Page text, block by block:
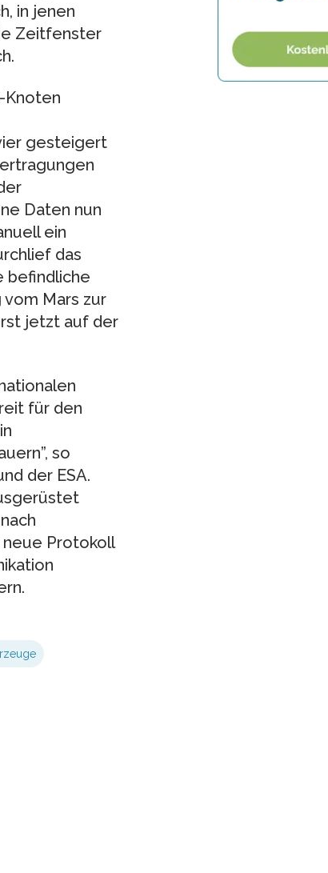
in jenen
Zeitfenster
Knoten
gesteigert
Daten nun
ein
das
befindliche
Mars zur
jetzt auf der
für den
so
der ESA.
neue Protokoll